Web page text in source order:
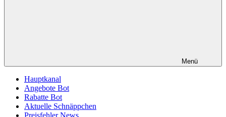
Menü
Hauptkanal
Angebote Bot
Rabatte Bot
Aktuelle Schnäppchen
Preisfehler News